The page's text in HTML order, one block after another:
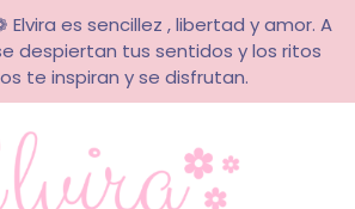
es sencillez , libertad y amor. A
despiertan tus sentidos y los ritos
te inspiran y se disfrutan.